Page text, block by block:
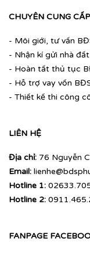
CHUYÊN CUNG
- Môi giới, tư vấn
- Nhận kí gửi nhà
- Hoàn tất thủ tục
- Hỗ trợ vay vốn
- Thiết kế thi công
LIÊN HỆ
Địa chỉ: 76 Nguyễn
Email:
Hotline 1:
Hotline 2:
FANPAGE